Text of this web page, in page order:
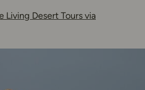
Living Desert Tours via